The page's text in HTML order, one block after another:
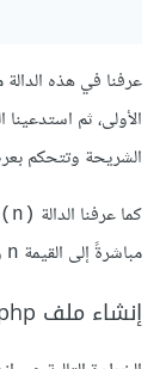
عرفنا في هذه الدالة
الأولى، ثم استدعينا
الشريحة وتتحكم
كما عرفنا الدالة
مباشرةً إلى القيمة n
إنشاء ملف slideshow.php لعرض منزلق الصور